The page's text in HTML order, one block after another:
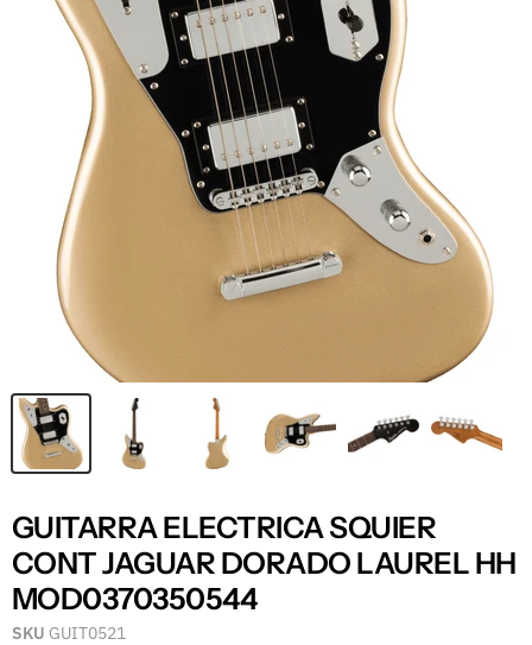
GUITARRA ELECTRICA SQUIER
CONT JAGUAR DORADO LAUREL HH
MOD0370350544
SKU GUIT0521